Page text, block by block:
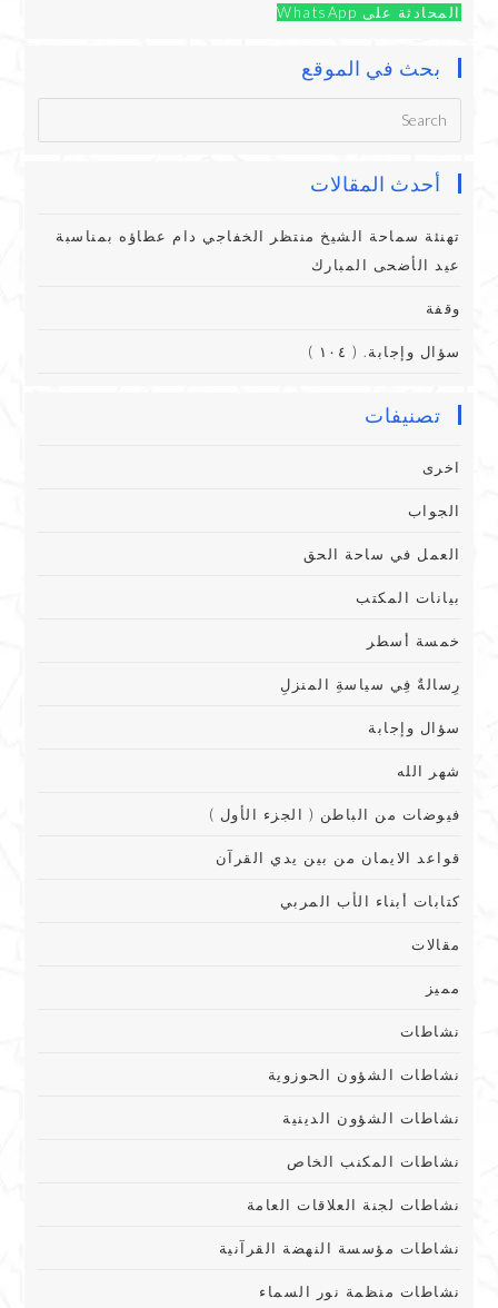
المحادثة على WhatsApp
بحث في الموقع
أحدث المقالات
تهنئة سماحة الشيخ منتظر الخفاجي دام عطاؤه بمناسبة
عيد الأضحى المبارك
وقفة
سؤال وإجابة. ( ١٠٤ )
تصنيفات
اخرى
الجواب
العمل في ساحة الحق
بيانات المكتب
خمسة أسطر
رِسالةٌ فِي سياسةِ المنزلِ
سؤال وإجابة
شهر الله
فيوضات من الباطن ( الجزء الأول )
قواعد الايمان من بين يدي القرآن
كتابات أبناء الأب المربي
مقالات
مميز
نشاطات
نشاطات الشؤون الحوزوية
نشاطات الشؤون الدينية
نشاطات المكنب الخاص
نشاطات لجنة العلاقات العامة
نشاطات مؤسسة النهضة القرآنية
نشاطات منظمة نور السماء